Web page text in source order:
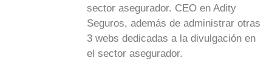
sector asegurador. CEO en Adity
Seguros, además de administrar otras
3 webs dedicadas a la divulgación en
el sector asegurador.